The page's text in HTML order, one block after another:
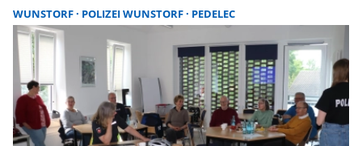
auch dank Förderanträgen und neu gefundenem
Standort.
WUNSTORF POLIZEI WUNSTORF PEDELEC